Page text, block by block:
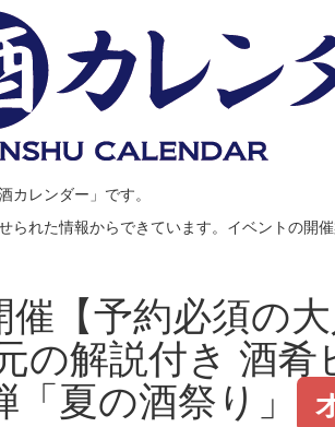
カレンダー」です。
られた情報からできています。イベントの開
催【予約必須の
の解説付き 酒肴
夏の酒祭り」